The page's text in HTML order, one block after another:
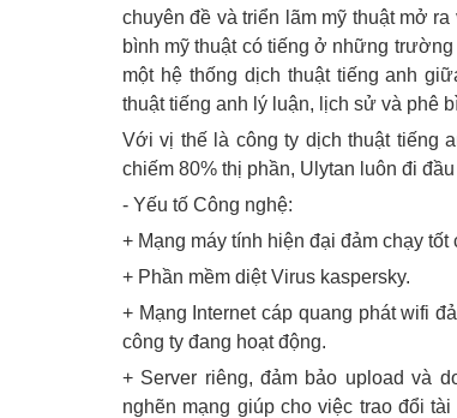
chuyên đề và triển lãm mỹ thuật mở
bình mỹ thuật có tiếng ở những
một hệ thống dịch thuật tiếng anh
thuật tiếng anh lý luận, lịch sử và phê
Với vị thế là công ty dịch thuật tiếng
chiếm 80% thị phần, Ulytan luôn đi
- Yếu tố Công nghệ:
+ Mạng máy tính hiện đại đảm chạy tốt
+ Phần mềm diệt Virus kaspersky.
+ Mạng Internet cáp quang phát wifi
công ty đang hoạt động.
+ Server riêng, đảm bảo upload và
nghẽn mạng giúp cho việc trao đổi